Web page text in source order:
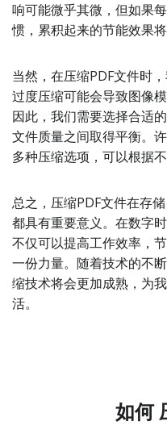
响可能微乎其微，但如果
惯，累积起来的节能效果将
当然，在压缩PDF文件时
过度压缩可能会导致图像
因此，我们需要选择合适
文件质量之间取得平衡。
多种压缩选项，可以根据
总之，压缩PDF文件在存
都具有重要意义。在数字
不仅可以提高工作效率，
一份力量。随着技术的不
缩技术将会更加成熟，为
活。
如何